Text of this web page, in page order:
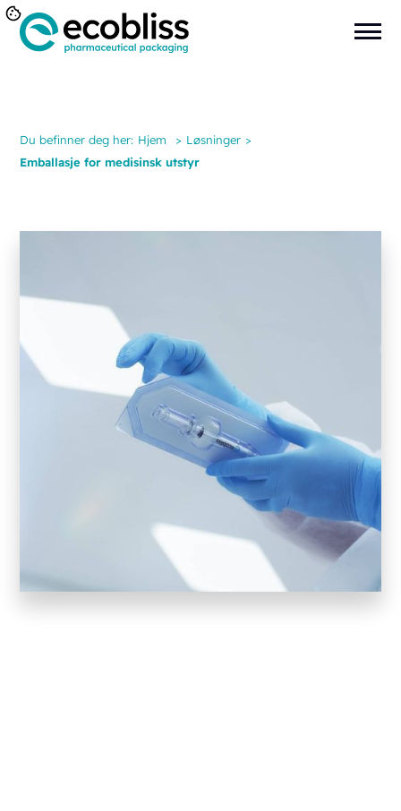
Du befinner deg her: Hjem > Løsninger >
Emballasje for medisinsk utstyr